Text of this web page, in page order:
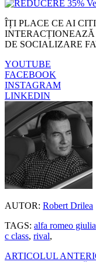
ÎȚI PLACE CE AI
DE SOCIALIZARE
YOUTUBE
FACEBOOK
INSTAGRAM
LINKEDIN
AUTOR: Robert Drilea
TAGS: alfa romeo giulia
c class, rival,
ARTICOLUL